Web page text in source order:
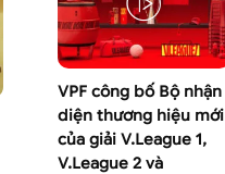
VPF công bố Bộ nhận
diện thương hiệu mới
của giải V.League 1,
V.League 2 và